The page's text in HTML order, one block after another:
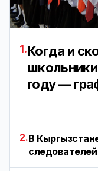
1.Когда и
году —
2.В